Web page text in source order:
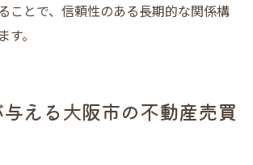
ことで、信頼性のある長期的な関係構
。
える大阪市の不動産売買